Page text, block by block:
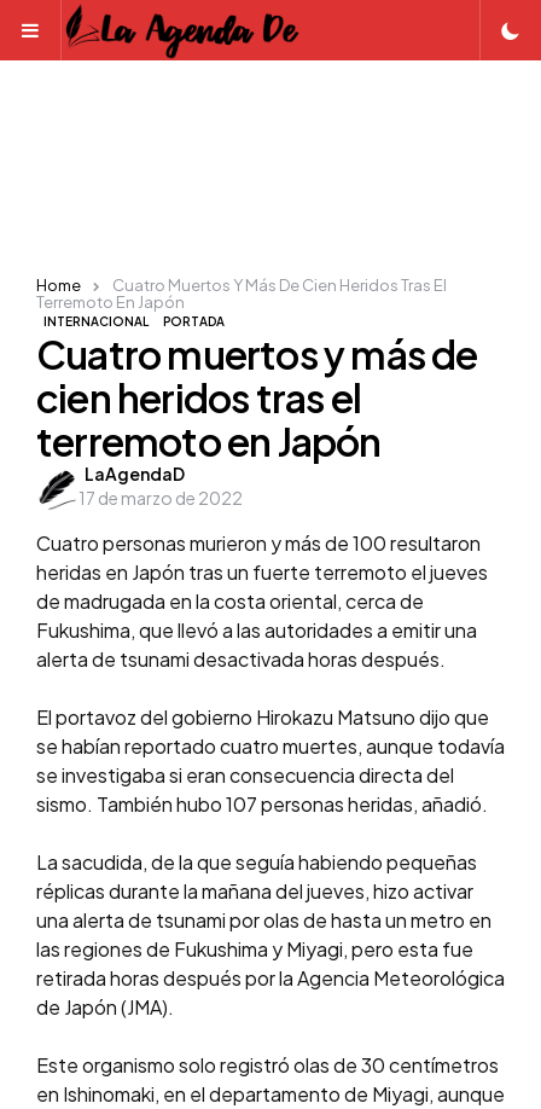
Menu
INTERNACIONAL PORTADA
Cuatro muertos y más de
cien heridos tras el
terremoto en Japón
Posted
by
LaAgendaD
17 de marzo de 2022
Home
Cuatro Muertos Y Más De Cien Heridos Tras El
Terremoto En Japón
Cuatro personas murieron y más de 100 resultaron
heridas en Japón tras un fuerte terremoto el jueves
de madrugada en la costa oriental, cerca de
Fukushima, que llevó a las autoridades a emitir una
alerta de tsunami desactivada horas después.
El portavoz del gobierno Hirokazu Matsuno dijo que
se habían reportado cuatro muertes, aunque todavía
se investigaba si eran consecuencia directa del
sismo. También hubo 107 personas heridas, añadió.
La sacudida, de la que seguía habiendo pequeñas
réplicas durante la mañana del jueves, hizo activar
una alerta de tsunami por olas de hasta un metro en
las regiones de Fukushima y Miyagi, pero esta fue
retirada horas después por la Agencia Meteorológica
de Japón (JMA).
Este organismo solo registró olas de 30 centímetros
en Ishinomaki, en el departamento de Miyagi, aunque